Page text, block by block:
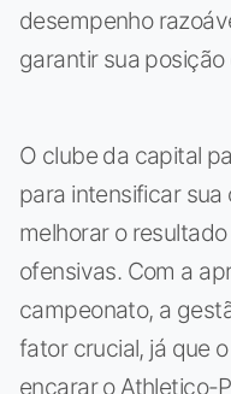
desempenho
garantir sua posição
O clube da capital
para intensificar
melhorar o
ofensivas. Com a
campeonato, a
fator crucial, já que
encarar o Athletico-